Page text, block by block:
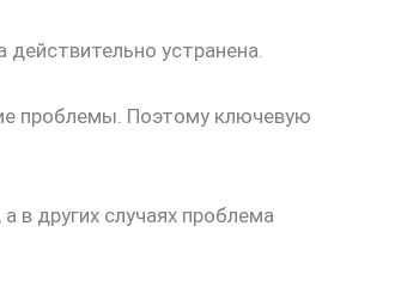
устранена.
проблемы. Поэтому ключевую
в других случаях проблема